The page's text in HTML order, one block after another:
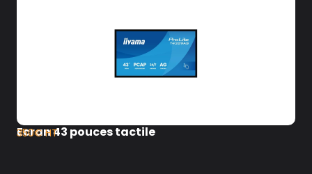
Ecran 43 pouces tactile
350€ HT